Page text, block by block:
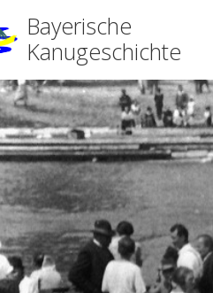
Bayerische
Kanugeschichte